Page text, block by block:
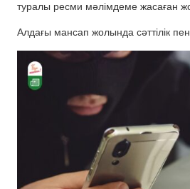
туралы ресми мәлімдеме жасаған
Алдағы мансап жолында сәттілік пен